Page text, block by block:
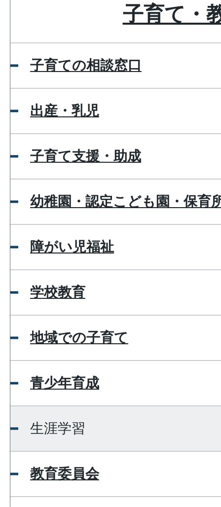
子育て・
子育ての相談窓口
出産・乳児
子育て支援・助成
幼稚園・認定こども園・保育
障がい児福祉
学校教育
地域での子育て
青少年育成
生涯学習
教育委員会